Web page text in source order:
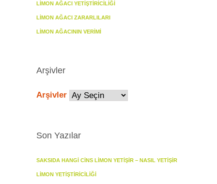
LIMON AĞACI YETIŞTIRICILIĞI
LIMON AĞACI ZARARLILARI
LIMON AĞACININ VERIMI
Arşivler
Arşivler
Son Yazılar
SAKSIDA HANGI CINS LIMON YETIŞIR – NASIL YETIŞIR
LIMON YETIŞTIRICILIĞI